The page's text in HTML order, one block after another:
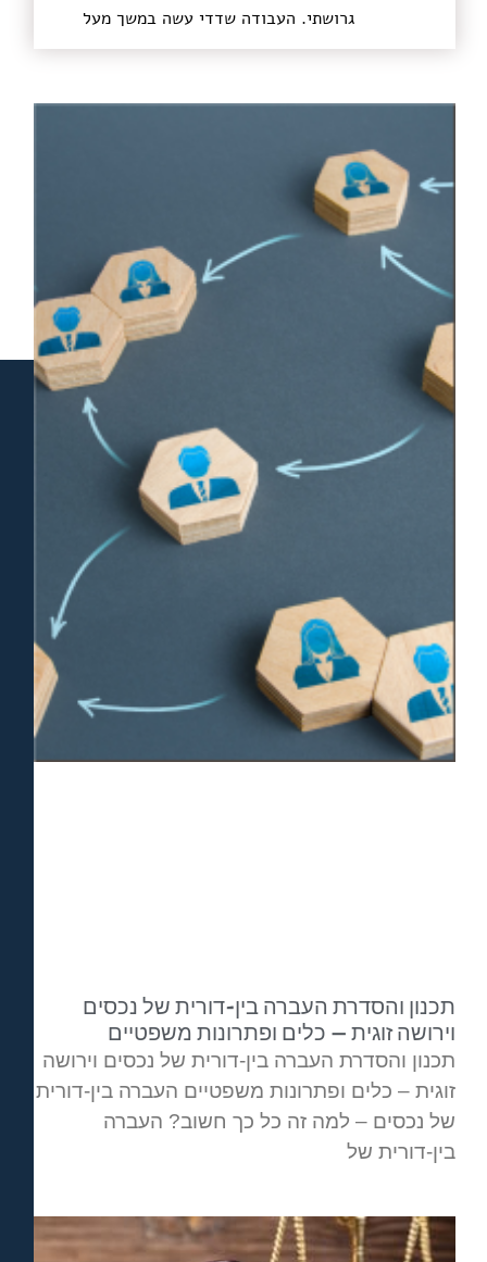
גרושתי. העבודה שדדי עשה במשך מעל
חצי שנה הייתה מעוררת כבוד. לא רק שדדי
אלא קודם כל עבור ילדתי וגם יצר הסכם
גרושתי. לא נכנס למלחמה מיותרת ועם זאת
היה מוכן בכל רגע אם יש צורך בכך. דדי
שמר על כך שהדברים לא יתפרקו ולא
יווצרו עוד מתחים שאין בהם צורך. ממליץ
בחום, דדי מקצוען אמיתי ובהחלט איש
שמסתכל באופן רחב על הסיטואציות.
תכנון והסדרת העברה בין-דורית של נכסים
וירושה זוגית – כלים ופתרונות משפטיים
תכנון והסדרת העברה בין-דורית של נכסים וירושה
זוגית – כלים ופתרונות משפטיים העברה בין-דורית
של נכסים – למה זה כל כך חשוב? העברה
בין-דורית של